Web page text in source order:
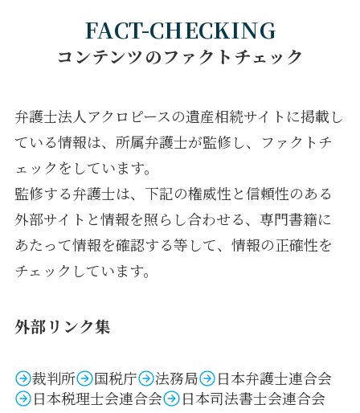
FACT-CHECKING
コンテンツのファクトチェック
弁護士法人アクロピースの遺産相続サイトに掲載し
ている情報は、所属弁護士が監修し、ファクトチ
ェックをしています。
監修する弁護士は、下記の権威性と信頼性のある
外部サイトと情報を照らし合わせる、専門書籍に
あたって情報を確認する等して、情報の正確性を
チェックしています。
外部リンク集
裁判所 国税庁 法務局
日本弁護士連合会
日本税理士会連合会
日本司法書士会連合会